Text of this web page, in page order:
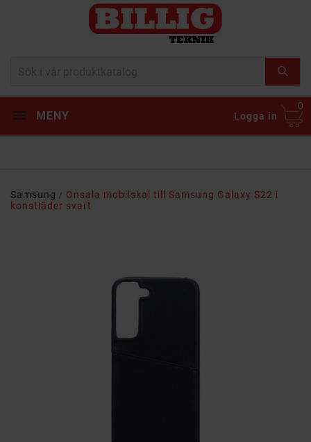
MENY Logga in
0
Samsung
Onsala mobilskal till Samsung Galaxy S22 i
konstläder svart